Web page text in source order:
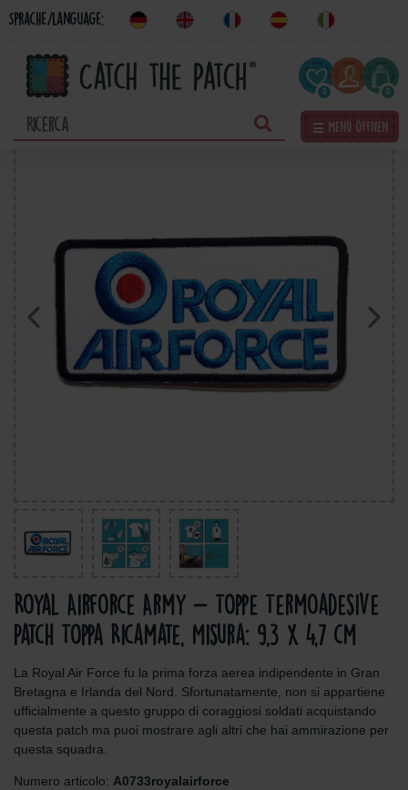
Sprache/Language:
0
☰ Menü öffnen
Royal Airforce Army - Toppe Termoadesive
Patch Toppa Ricamate, Misura: 9,3 x 4,7 cm
La Royal Air Force fu la prima forza aerea indipendente in Gran
Bretagna e Irlanda del Nord. Sfortunatamente, non si appartiene
ufficialmente a questo gruppo di coraggiosi soldati acquistando
questa patch ma puoi mostrare agli altri che hai ammirazione per
questa squadra.
Numero articolo: A0733royalairforce